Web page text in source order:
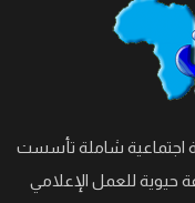
اجتماعية شاملة تأسست
وكانت إضافة حيوية للعمل الإعلامي